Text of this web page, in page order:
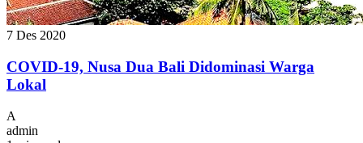
7 Des 2020
COVID-19, Nusa Dua Bali Didominasi Warga
Lokal
A
admin